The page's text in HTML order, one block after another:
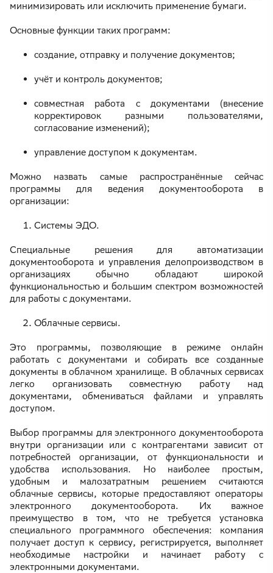
минимизировать или исключить применение бумаги.
Основные функции таких программ:
создание, отправку и получение документов;
учёт и контроль документов;
совместная работа с документами (внесение
корректировок разными пользователями,
согласование изменений);
управление доступом к документам.
Можно назвать самые распространённые сейчас
программы для ведения документооборота в
организации:
Системы ЭДО.
Специальные решения для автоматизации
документооборота и управления делопроизводством в
организациях обычно обладают широкой
функциональностью и большим спектром возможностей
для работы с документами.
Облачные сервисы.
Это программы, позволяющие в режиме онлайн
работать с документами и собирать все созданные
документы в облачном хранилище. В облачных сервисах
легко организовать совместную работу над
документами, обмениваться файлами и управлять
доступом.
Выбор программы для электронного документооборота
внутри организации или с контрагентами зависит от
потребностей организации, от функциональности и
удобства использования. Но наиболее простым,
удобным и малозатратным решением считаются
облачные сервисы, которые предоставляют операторы
электронного документооборота. Их важное
преимущество в том, что не требуется установка
специального программного обеспечения: компания
получает доступ к сервису, регистрируется, выполняет
необходимые настройки и начинает работу с
электронными документами.